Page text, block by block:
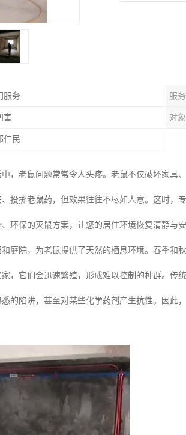
服务 服
害 对象
仁民
，老鼠问题常常令人头疼。老鼠不仅破坏家具
投掷老鼠药，但效果往往不尽如人意。这时，
环保的灭鼠方案，让您的居住环境恢复清静与安
庭院，为老鼠提供了天然的栖息环境。春季
，它们会迅速繁殖，形成难以控制的种群。传
的陷阱，甚至对某些化学药剂产生抗性。因此